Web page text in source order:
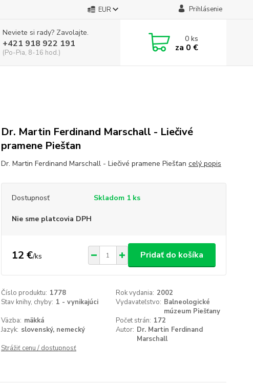
EUR Prihlásenie
Neviete si rady? Zavolajte.
+421 918 922 191
(Po-Pia, 8-16 hod.)
0ks
za 0 €
Dr. Martin Ferdinand Marschall - Liečivé
pramene Piešťan
Dr. Martin Ferdinand Marschall - Liečivé pramene Piešťan celý popis
Dostupnosť Skladom 1 ks
Nie sme platcovia DPH
12 €/ks Pridať do košíka
Číslo produktu: 1778 Rok vydania: 2002
Stav knihy, chyby: 1 - vynikajúci Vydavateľstvo: Balneologické
múzeum Piešťany
Väzba: mäkká Počet strán: 172
Jazyk: slovenský, nemecký Autor: Dr. Martin Ferdinand
Marschall
Strážiť cenu / dostupnosť